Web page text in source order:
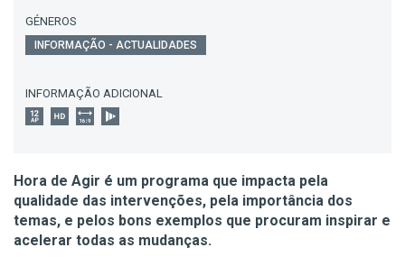
GÉNEROS
INFORMAÇÃO - ACTUALIDADES
INFORMAÇÃO ADICIONAL
Hora de Agir é um programa que impacta pela
qualidade das intervenções, pela importância dos
temas, e pelos bons exemplos que procuram inspirar e
acelerar todas as mudanças.